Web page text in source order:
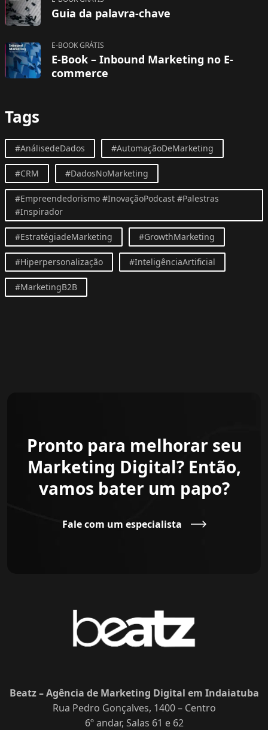
Guia da palavra-chave
E-BOOK GRÁTIS
E-Book – Inbound Marketing no E-
commerce
Tags
#AnálisedeDados #AutomaçãoDeMarketing
#CRM #DadosNoMarketing
#Empreendedorismo #InovaçãoPodcast #Palestras
#Inspirador
#EstratégiadeMarketing #GrowthMarketing
#Hiperpersonalização #InteligênciaArtificial
#MarketingB2B
Pronto para melhorar seu
Marketing Digital? Então,
vamos bater um papo?
Fale com um especialista
Beatz – Agência de Marketing Digital em Indaiatuba
Rua Pedro Gonçalves, 1400 – Centro
6º andar, Salas 61 e 62